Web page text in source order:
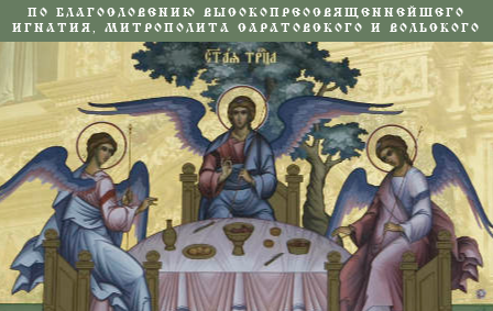
ПО БЛАГОСЛОВЕНИЮ ВЫСОКОПРЕОСВЯЩЕННЕЙШЕГО
ИГНАТИЯ, МИТРОПОЛИТА САРАТОВСКОГО И ВОЛЬСКОГО